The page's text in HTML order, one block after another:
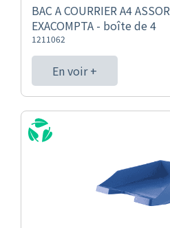
BAC A COURRIER A4
EXACOMPTA - boîte de 4
1211062
En voir +